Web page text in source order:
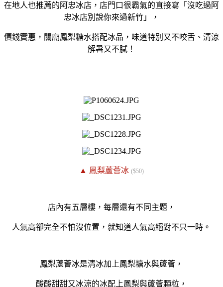
在地人也推薦的阿忠冰店，店門口很霸氣的直接寫「 沒吃過阿
忠冰店別說你來過新竹 」，
價錢實惠，關廟鳳梨糖水搭配冰品，味道特別又不咬舌、清涼
解暑又不膩！
▲ 鳳梨蘆薈冰 ($50)
店內有五層樓，每層還有不同主題，
人氣高卻完全不怕沒位置，就知道人氣高絕對不只一時。
鳳梨蘆薈冰是清冰加上鳳梨糖水與蘆薈，
酸酸甜甜又冰涼的冰配上鳳梨與蘆薈顆粒，